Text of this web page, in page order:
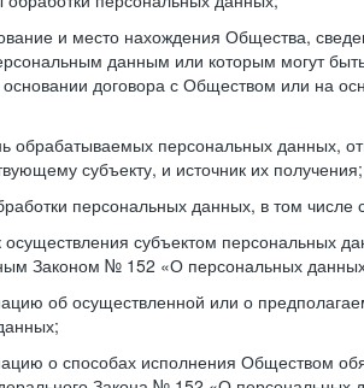
и место нахождения Общества,
данным или которым могут
договора с Обществом или на
обрабатываемых персональных данных,
субъекту, и источник их получения;
персональных данных, в том числе
субъектом персональных
Законом № 152 «О персональных
об осуществленной или о
о способах исполнения Обществом